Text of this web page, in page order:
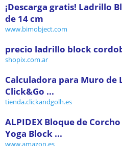
¡Descarga gratis! Ladrillo
de 14 cm
www.bimobject.com
precio ladrillo block
shopix.com.ar
Calculadora para Muro de
Click&Go ...
tienda.clickandgolh.es
ALPIDEX Bloque de
Yoga Block ...
www.amazon.es